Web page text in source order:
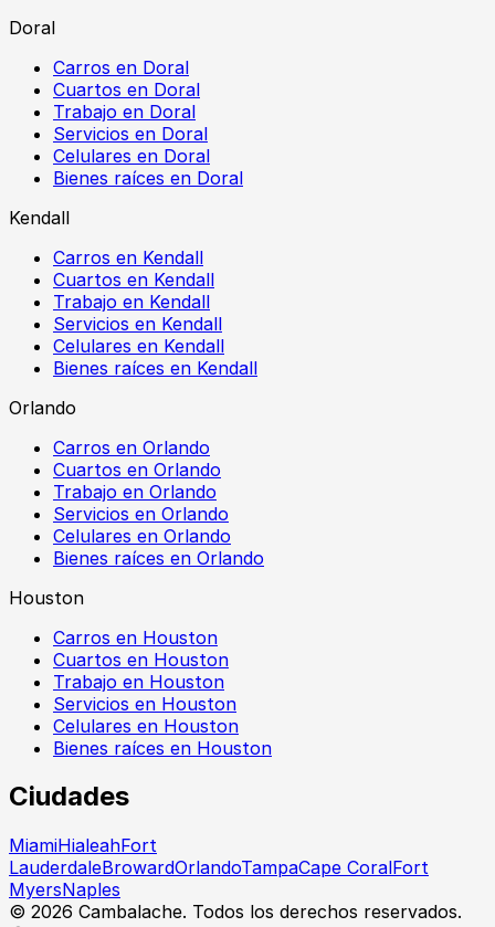
Doral
Carros en Doral
Cuartos en Doral
Trabajo en Doral
Servicios en Doral
Celulares en Doral
Bienes raíces en Doral
Kendall
Carros en Kendall
Cuartos en Kendall
Trabajo en Kendall
Servicios en Kendall
Celulares en Kendall
Bienes raíces en Kendall
Orlando
Carros en Orlando
Cuartos en Orlando
Trabajo en Orlando
Servicios en Orlando
Celulares en Orlando
Bienes raíces en Orlando
Houston
Carros en Houston
Cuartos en Houston
Trabajo en Houston
Servicios en Houston
Celulares en Houston
Bienes raíces en Houston
Ciudades
MiamiHialeahFort
LauderdaleBrowardOrlandoTampaCape CoralFort
MyersNaples
© 2026 Cambalache. Todos los derechos reservados.